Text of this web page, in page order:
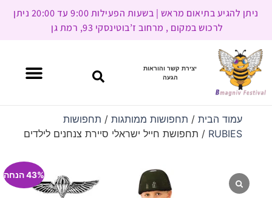
ניתן להגיע בתיאום מראש | בשעות הפעילות 9:00 עד 20:00 ניתן
לרכוש במקום , מרחוב ז’בוטינסקי 93, רמת גן
יצירת קשר והוראות
הגעה
עמוד הבית/ תחפושות ממותגות/ תחפושות
RUBIES / תחפושת חייל ישראלי סיירת צנחנים לילדים
43% הנחה